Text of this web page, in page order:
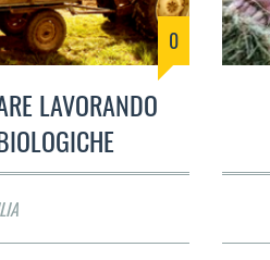
0
LAVORANDO